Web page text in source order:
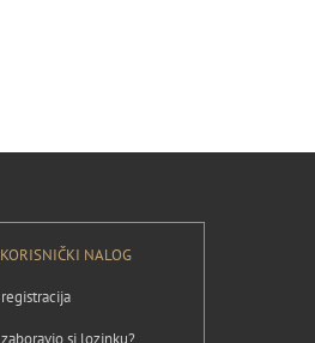
KORISNIČKI NALOG
registracija